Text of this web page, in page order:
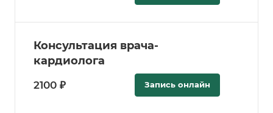
Консультация врача-
кардиолога
2100 ₽ Запись онлайн